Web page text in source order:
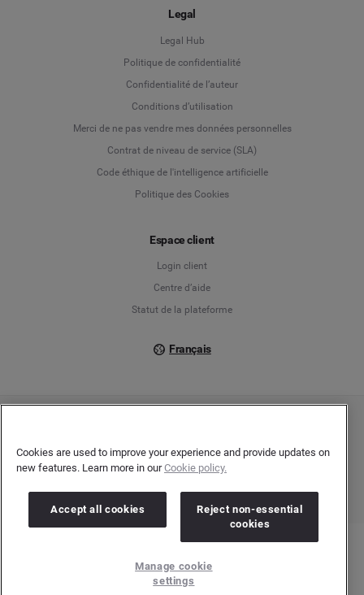
Legal
Legal Hub
Politique de confidentialité
Confidentialité de l’auteur
Conditions d’utilisation
Merci de ne pas vendre mes données personnelles
Contrat de niveau de service (SLA)
Code éthique de l'intelligence artificielle
Politique des Cookies
Espace client
Login client
Centre d’aide
Statut de la plateforme
Français
English
Español
Company number: 03898053 | N° TVA Intracommunautaire : GB 754 750 710
Cookies are used to improve your experience and provide updates on
new features. Learn more in ourCookie policy.
Accept all cookies
Reject non-essential
cookies
Manage cookie
settings